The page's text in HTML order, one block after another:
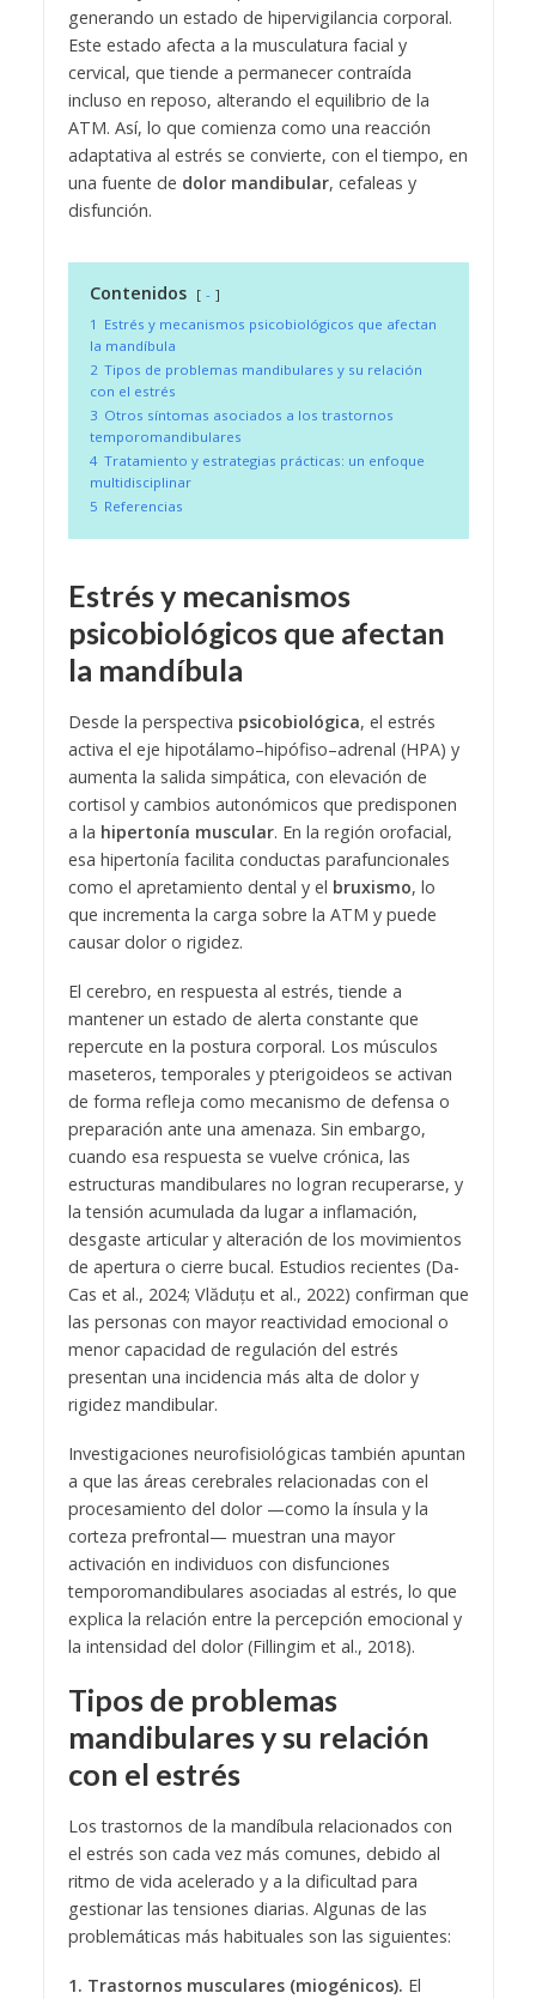
generando un estado de hipervigilancia corporal.
Este estado afecta a la musculatura facial y
cervical, que tiende a permanecer contraída
incluso en reposo, alterando el equilibrio de la
ATM. Así, lo que comienza como una reacción
adaptativa al estrés se convierte, con el tiempo, en
una fuente de dolor mandibular, cefaleas y
disfunción.
Contenidos
-
1 Estrés y mecanismos psicobiológicos que afectan
la mandíbula
2 Tipos de problemas mandibulares y su relación
con el estrés
3 Otros síntomas asociados a los trastornos
temporomandibulares
4 Tratamiento y estrategias prácticas: un enfoque
multidisciplinar
5 Referencias
Estrés y mecanismos
psicobiológicos que afectan
la mandíbula
Desde la perspectiva psicobiológica, el estrés
activa el eje hipotálamo–hipófiso–adrenal (HPA) y
aumenta la salida simpática, con elevación de
cortisol y cambios autonómicos que predisponen
a la hipertonía muscular. En la región orofacial,
esa hipertonía facilita conductas parafuncionales
como el apretamiento dental y el bruxismo, lo
que incrementa la carga sobre la ATM y puede
causar dolor o rigidez.
El cerebro, en respuesta al estrés, tiende a
mantener un estado de alerta constante que
repercute en la postura corporal. Los músculos
maseteros, temporales y pterigoideos se activan
de forma refleja como mecanismo de defensa o
preparación ante una amenaza. Sin embargo,
cuando esa respuesta se vuelve crónica, las
estructuras mandibulares no logran recuperarse, y
la tensión acumulada da lugar a inflamación,
desgaste articular y alteración de los movimientos
de apertura o cierre bucal. Estudios recientes (Da-
Cas et al., 2024; Vlăduțu et al., 2022) confirman que
las personas con mayor reactividad emocional o
menor capacidad de regulación del estrés
presentan una incidencia más alta de dolor y
rigidez mandibular.
Investigaciones neurofisiológicas también apuntan
a que las áreas cerebrales relacionadas con el
procesamiento del dolor —como la ínsula y la
corteza prefrontal— muestran una mayor
activación en individuos con disfunciones
temporomandibulares asociadas al estrés, lo que
explica la relación entre la percepción emocional y
la intensidad del dolor (Fillingim et al., 2018).
Tipos de problemas
mandibulares y su relación
con el estrés
Los trastornos de la mandíbula relacionados con
el estrés son cada vez más comunes, debido al
ritmo de vida acelerado y a la dificultad para
gestionar las tensiones diarias. Algunas de las
problemáticas más habituales son las siguientes:
1. Trastornos musculares (miogénicos). El